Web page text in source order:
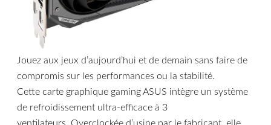
Jouez aux jeux d’aujourd’hui et de demain sans faire de
compromis sur les performances ou la stabilité.
Cette carte graphique gaming ASUS intègre un système
de refroidissement ultra-efficace à 3